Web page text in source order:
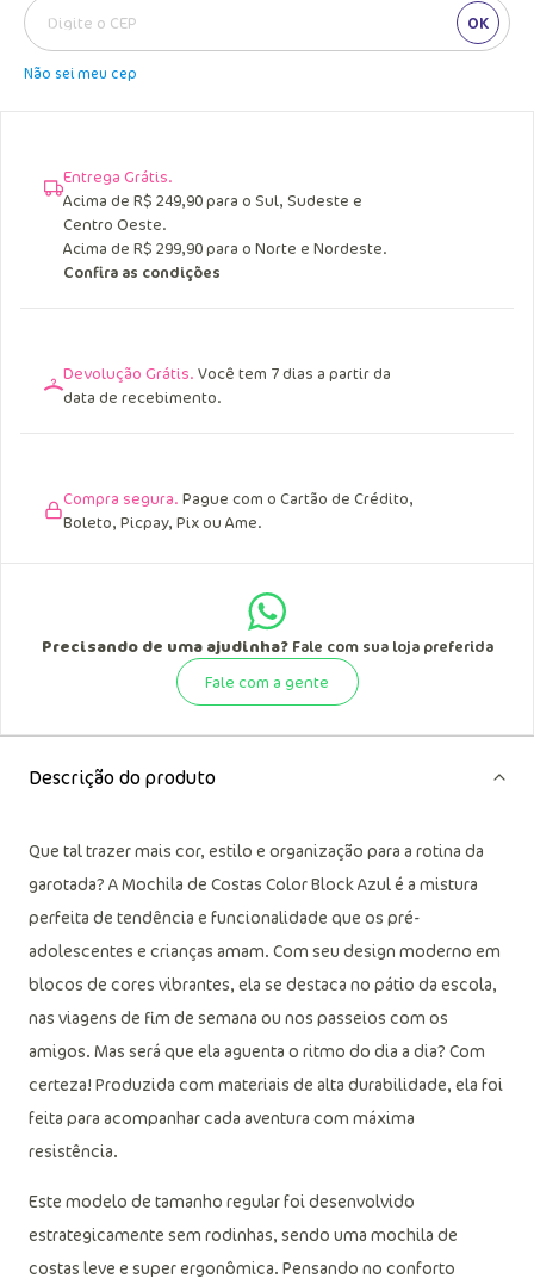
OK
Não sei meu cep
Entrega Grátis.
Acima de R$ 249,90 para o Sul, Sudeste e
Centro Oeste.
Acima de R$ 299,90 para o Norte e Nordeste.
Confira as condições
Devolução Grátis. Você tem 7 dias a partir da
data de recebimento.
Compra segura. Pague com o Cartão de Crédito,
Boleto, Picpay, Pix ou Ame.
Precisando de uma ajudinha?Fale com sua loja preferida
Fale com a gente
Descrição do produto
Que tal trazer mais cor, estilo e organização para a rotina da
garotada? A Mochila de Costas Color Block Azul é a mistura
perfeita de tendência e funcionalidade que os pré-
adolescentes e crianças amam. Com seu design moderno em
blocos de cores vibrantes, ela se destaca no pátio da escola,
nas viagens de fim de semana ou nos passeios com os
amigos. Mas será que ela aguenta o ritmo do dia a dia? Com
certeza! Produzida com materiais de alta durabilidade, ela foi
feita para acompanhar cada aventura com máxima
resistência.
Este modelo de tamanho regular foi desenvolvido
estrategicamente sem rodinhas, sendo uma mochila de
costas leve e super ergonômica. Pensando no conforto